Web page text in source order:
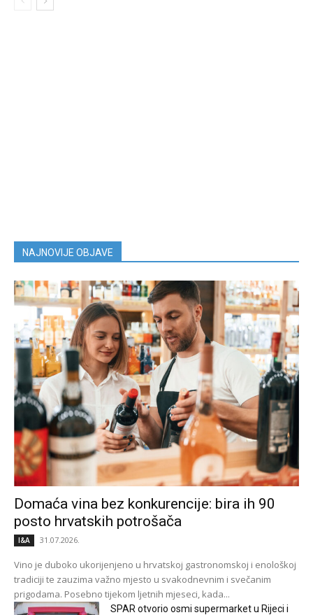
NAJNOVIJE OBJAVE
Domaća vina bez konkurencije: bira ih 90
posto hrvatskih potrošača
I&A 31.07.2026.
Vino je duboko ukorijenjeno u hrvatskoj gastronomskoj i enološkoj
tradiciji te zauzima važno mjesto u svakodnevnim i svečanim
prigodama. Posebno tijekom ljetnih mjeseci, kada...
SPAR otvorio osmi supermarket u Rijeci i